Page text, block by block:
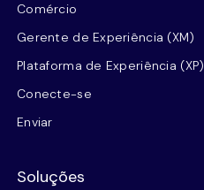
Comércio
Gerente de Experiência (XM)
Plataforma de Experiência (XP)
Conecte-se
Enviar
Soluções